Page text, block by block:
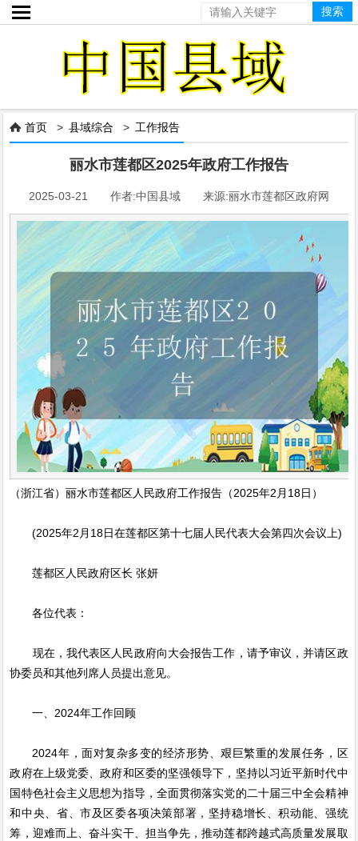

 首页 >县域综合 > 工作报告
丽水市莲都区2025年政府工作报告
2025-03-21 作者:中国县域 来源:丽水市莲都区政府网
（浙江省）丽水市莲都区人民政府工作报告（2025年2月18日）
(2025年2月18日在莲都区第十七届人民代表大会第四次会议上)
莲都区人民政府区长 张妍
各位代表：
现在，我代表区人民政府向大会报告工作，请予审议，并请区政
协委员和其他列席人员提出意见。
一、2024年工作回顾
2024年，面对复杂多变的经济形势、艰巨繁重的发展任务，区
政府在上级党委、政府和区委的坚强领导下，坚持以习近平新时代中
国特色社会主义思想为指导，全面贯彻落实党的二十届三中全会精神
和中央、省、市及区委各项决策部署，坚持稳增长、积动能、强统
筹，迎难而上、奋斗实干、担当争先，推动莲都跨越式高质量发展取